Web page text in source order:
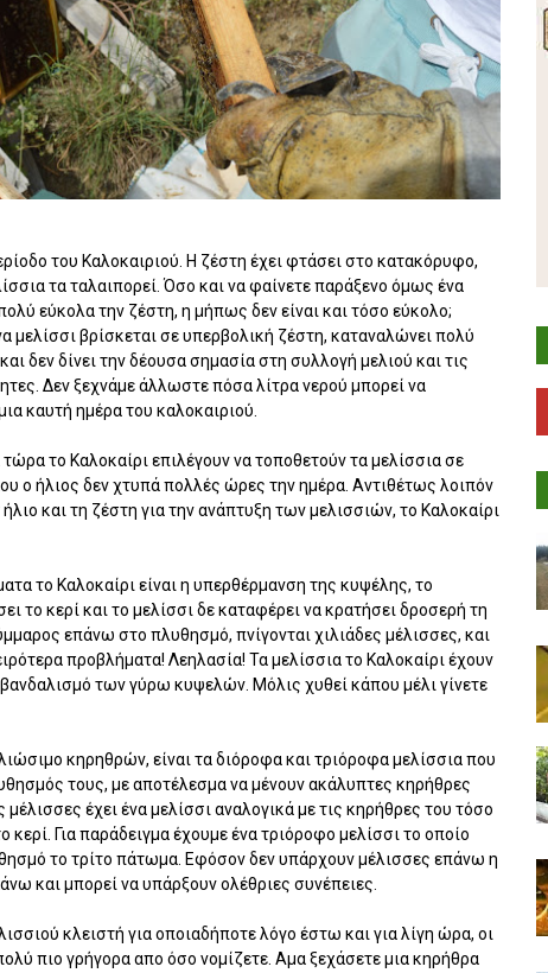
του Καλοκαιριού. Η ζέστη έχει φτάσει στο κατακόρυφο,
τα ταλαιπορεί. Όσο και να φαίνετε παράξενο όμως ένα
εύκολα την ζέστη, η μήπως δεν είναι και τόσο εύκολο;
μελίσσι βρίσκεται σε υπερβολική ζέστη, καταναλώνει πολύ
δεν δίνει την δέουσα σημασία στη συλλογή μελιού και τις
Δεν ξεχνάμε άλλωστε πόσα λίτρα νερού μπορεί να
καυτή ημέρα του καλοκαιριού.
το Καλοκαίρι επιλέγουν να τοποθετούν τα μελίσσια σε
ο ήλιος δεν χτυπά πολλές ώρες την ημέρα. Αντιθέτως λοιπόν
και τη ζέστη για την ανάπτυξη των μελισσιών, το Καλοκαίρι
το Καλοκαίρι είναι η υπερθέρμανση της κυψέλης, το
το κερί και το μελίσσι δε καταφέρει να κρατήσει δροσερή τη
επάνω στο πλυθησμό, πνίγονται χιλιάδες μέλισσες, και
προβλήματα! Λεηλασία! Τα μελίσσια το Καλοκαίρι έχουν
των γύρω κυψελών. Μόλις χυθεί κάπου μέλι γίνετε
κηρηθρών, είναι τα διόροφα και τριόροφα μελίσσια που
τους, με αποτέλεσμα να μένουν ακάλυπτες κηρήθρες
έχει ένα μελίσσι αναλογικά με τις κηρήθρες του τόσο
κερί. Για παράδειγμα έχουμε ένα τριόροφο μελίσσι το οποίο
το τρίτο πάτωμα. Εφόσον δεν υπάρχουν μέλισσες επάνω η
και μπορεί να υπάρξουν ολέθριες συνέπειες.
κλειστή για οποιαδήποτε λόγο έστω και για λίγη ώρα, οι
πιο γρήγορα απο όσο νομίζετε. Αμα ξεχάσετε μια κηρήθρα